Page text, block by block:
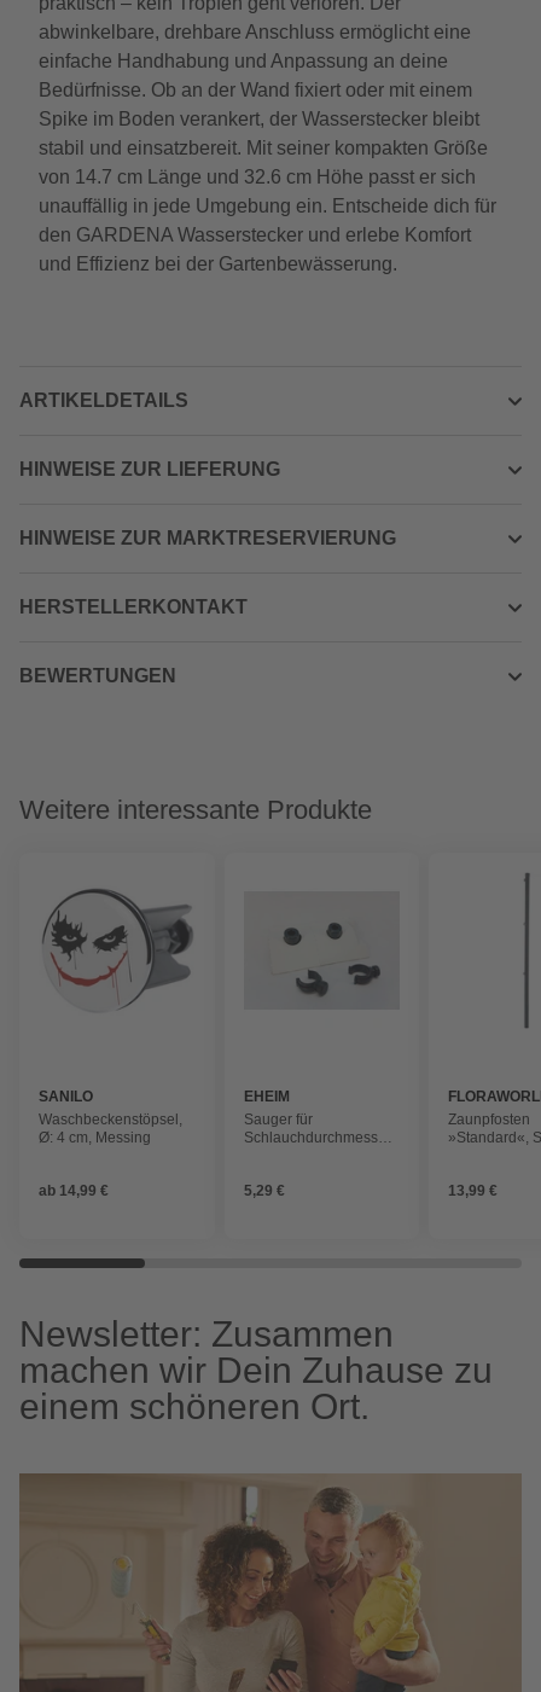
abwinkelbare, drehbare Anschluss ermöglicht eine
einfache Handhabung und Anpassung an deine
Bedürfnisse. Ob an der Wand fixiert oder mit einem
Spike im Boden verankert, der Wasserstecker bleibt
stabil und einsatzbereit. Mit seiner kompakten Größe
von 14.7 cm Länge und 32.6 cm Höhe passt er sich
unauffällig in jede Umgebung ein. Entscheide dich für
den GARDENA Wasserstecker und erlebe Komfort
und Effizienz bei der Gartenbewässerung.
ARTIKELDETAILS
HINWEISE ZUR LIEFERUNG
HINWEISE ZUR MARKTRESERVIERUNG
HERSTELLERKONTAKT
BEWERTUNGEN
Weitere interessante Produkte
SANILO
Waschbeckenstöpsel,
Ø: 4 cm, Messing
ab 14,99 €
EHEIM
Sauger für
Schlauchdurchmesser
5,29 €
Zaunpfosten
»Standard«,
13,99 €
Newsletter: Zusammen
machen wir Dein Zuhause zu
einem schöneren Ort.